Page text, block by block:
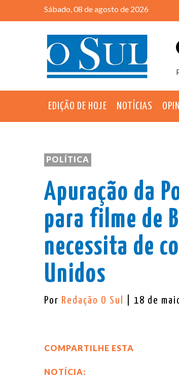
Sábado, 08 de agosto de 2026
EDIÇÃO DE HOJE NOTÍCIAS
POLÍTICA
Apuração da
para filme de
necessita de
Unidos
Por Redação O Sul | 18 de
COMPARTILHE ESTA
NOTÍCIA: